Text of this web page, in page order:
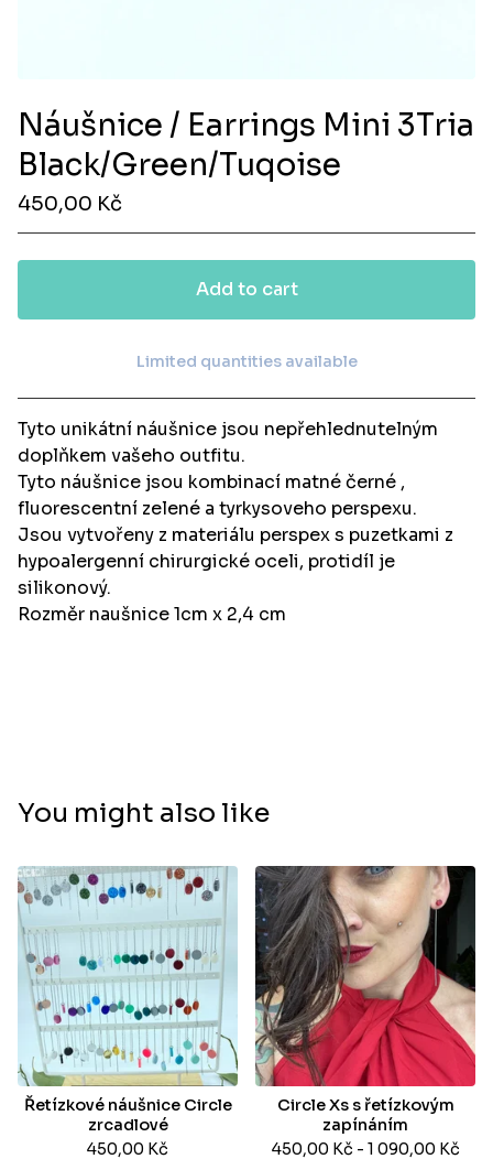
Náušnice / Earrings Mini 3Tria
Black/Green/Tuqoise
450,00 Kč
Add to cart
View cart
Limited quantities available
Tyto unikátní náušnice jsou nepřehlednutelným
doplňkem vašeho outfitu.
Tyto náušnice jsou kombinací matné černé ,
fluorescentní zelené a tyrkysoveho perspexu.
Jsou vytvořeny z materiálu perspex s puzetkami z
hypoalergenní chirurgické oceli, protidíl je
silikonový.
Rozměr naušnice 1cm x 2,4 cm
You might also like
Řetízkové náušnice Circle
zrcadlové
450,00 Kč
Circle Xs s řetízkovým
zapínáním
450,00 Kč - 1 090,00 Kč